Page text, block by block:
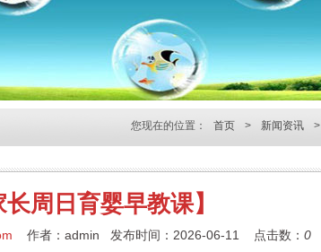
您现在的位置： 首页 > 新闻资讯 >
长周日育婴早教课】
作者：admin 发布时间：2026-06-11 点击数： 0